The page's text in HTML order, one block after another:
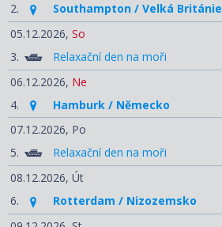
2.
Southampton / Velká Británie
05.12.2026, So
3.
Relaxační den na moři
06.12.2026, Ne
4.
Hamburk / Německo
07.12.2026, Po
5.
Relaxační den na moři
08.12.2026, Út
6.
Rotterdam / Nizozemsko